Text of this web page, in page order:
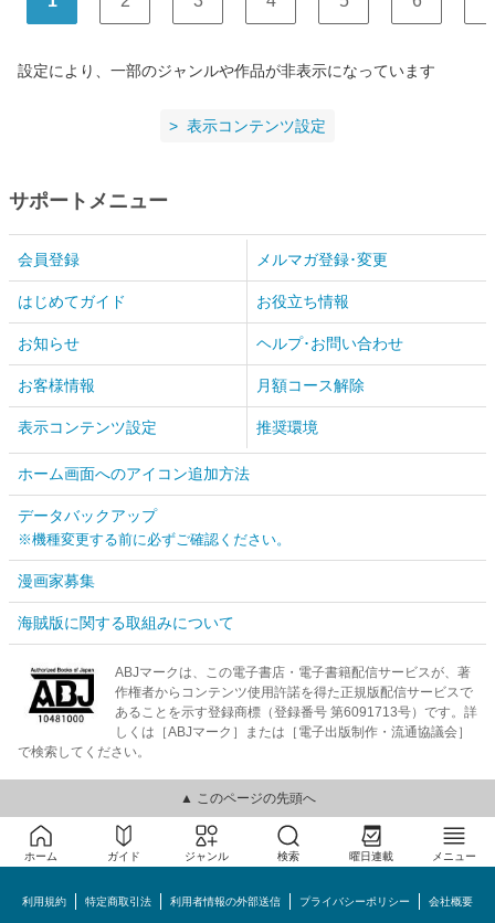
設定により、一部のジャンルや作品が非表示になっています
表示コンテンツ設定
サポートメニュー
会員登録 メルマガ登録･変更
はじめてガイド お役立ち情報
お知らせ ヘルプ･お問い合わせ
お客様情報 月額コース解除
表示コンテンツ設定 推奨環境
ホーム画面へのアイコン追加方法
データバックアップ
※機種変更する前に必ずご確認ください。
漫画家募集
海賊版に関する取組みについて
ABJマークは、この電子書店・電子書籍配信サービスが、著
作権者からコンテンツ使用許諾を得た正規版配信サービスで
あることを示す登録商標（登録番号 第6091713号）です。詳
しくは［ABJマーク］または［電子出版制作・流通協議会］
で検索してください。
▲ このページの先頭へ
ホーム ガイド ジャンル 検索 曜日連載 メニュー
利用規約 特定商取引法 利用者情報の外部送信 プライバシーポリシー 会社概要